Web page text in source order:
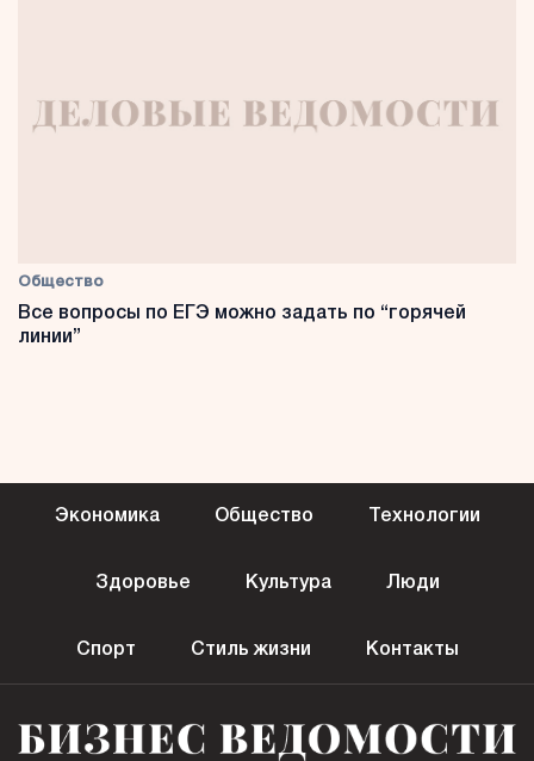
Общество
Все вопросы по ЕГЭ можно задать по “горячей
линии”
Экономика Общество Технологии
Здоровье Культура Люди
Спорт Стиль жизни Контакты